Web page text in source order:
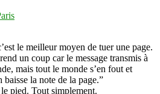
le meilleur moyen de tuer une page.
un coup car le message transmis à
mais tout le monde s’en fout et
la note de la page.”
pied. Tout simplement.